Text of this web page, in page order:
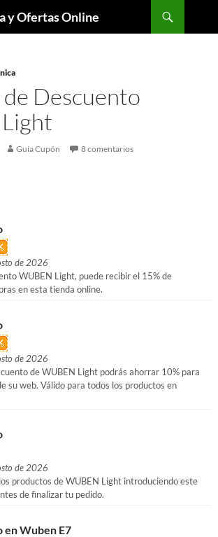
y Ofertas Online
Descuento
Guía Cupón 8 comentarios
de 2026
WUBEN Light, puede recibir el 15% de
en esta tienda online.
de 2026
de WUBEN Light podrás ahorrar 10% para
su web. Válido para todos los productos en
de 2026
productos de WUBEN Light introduciendo este
de finalizar tu pedido.
en Wuben E7